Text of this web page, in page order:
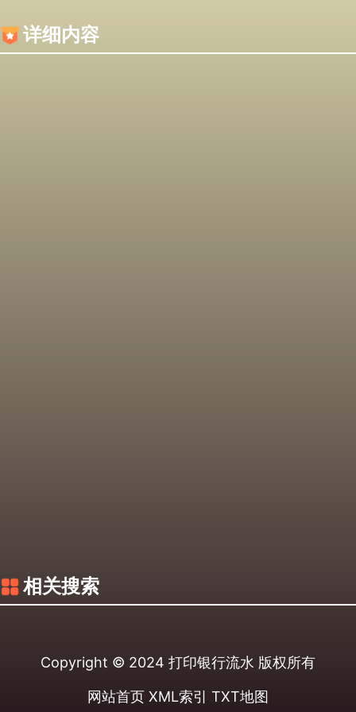
详细内容
相关搜索
Copyright © 2024 打印银行流水 版权所有
网站首页 XML索引 TXT地图